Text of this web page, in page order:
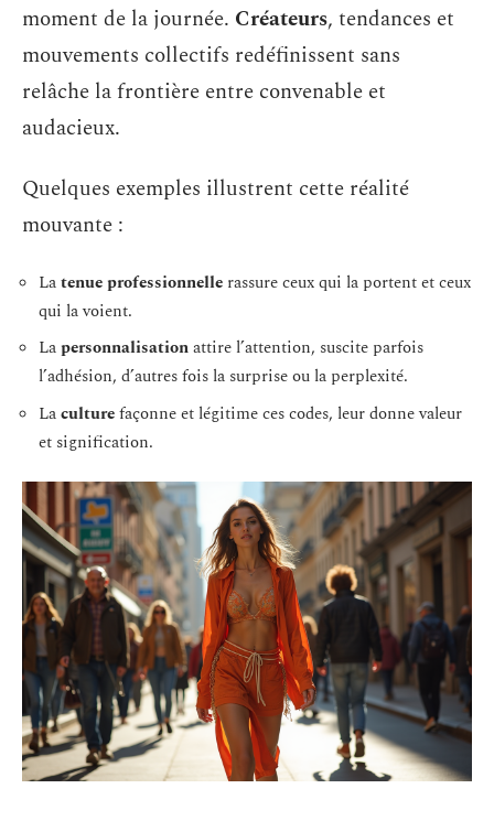
moment de la journée. Créateurs, tendances et
mouvements collectifs redéfinissent sans
relâche la frontière entre convenable et
audacieux.
Quelques exemples illustrent cette réalité
mouvante :
Latenue professionnelle rassure ceux qui la portent et ceux
qui la voient.
Lapersonnalisationattire l’attention, suscite parfois
l’adhésion, d’autres fois la surprise ou la perplexité.
Laculturefaçonne et légitime ces codes, leur donne valeur
et signification.